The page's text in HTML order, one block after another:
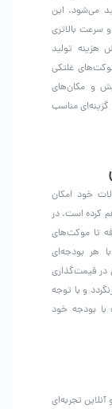
می‌شود. این
بالاتری
هزینه تولید
غلتکی
و مکان‌های
مناسب
خود امکان
کرده است. در
تا موکت‌های
هر بودجه‌ای
در قیمت‌گذاری
و با توجه
با بودجه خود
تجربه‌ای